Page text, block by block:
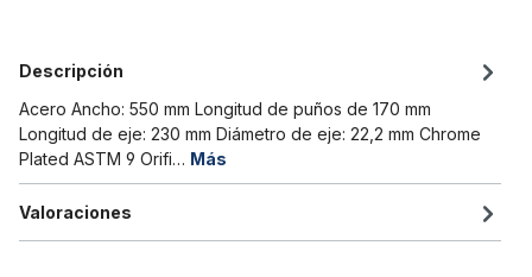
Descripción
Acero Ancho: 550 mm Longitud de puños de 170 mm
Longitud de eje: 230 mm Diámetro de eje: 22,2 mm Chrome
Plated ASTM 9 Orifi… Más
Valoraciones